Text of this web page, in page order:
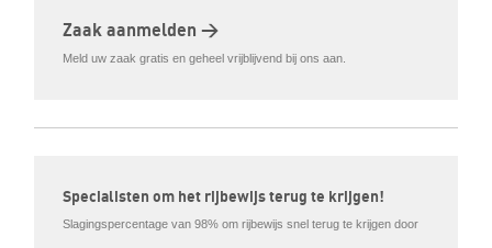
Zaak aanmelden >
Meld uw zaak gratis en geheel vrijblijvend bij ons aan.
Specialisten om het rijbewijs terug te krijgen!
Slagingspercentage van 98% om rijbewijs snel terug te krijgen door